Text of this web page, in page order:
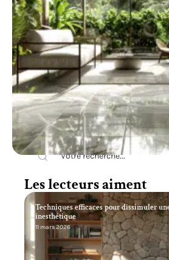
Recherche
Les lecteurs aiment
Techniques efficaces pour dissimuler
inesthétique
11 mars 2026